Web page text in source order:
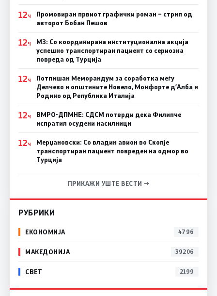
12Ч
Промовиран првиот графички роман – стрип од
авторот Бобан Пешов
12Ч
МЗ: Со координирана институционална акција
успешно транспортиран пациент со сериозна
повреда од Турција
12Ч
Потпишан Меморандум за соработка меѓу
Делчево и општините Новело, Монфорте д’Алба и
Родино од Република Италија
12Ч
ВМРО-ДПМНЕ: СДСM потврди дека Филипче
испратил осудени насилници
12Ч
Мерџановски: Со владин авион во Скопје
транспортиран пациент повреден на одмор во
Турција
ПРИКАЖИ УШТЕ ВЕСТИ →
РУБРИКИ
ЕКОНОМИЈА 4796
МАКЕДОНИЈА 39206
СВЕТ 2199